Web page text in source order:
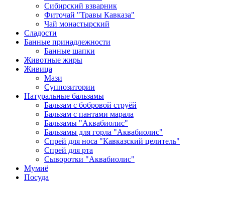
Сибирский взварник
Фиточай "Травы Кавказа"
Чай монастырский
Сладости
Банные принадлежности
Банные шапки
Животные жиры
Живица
Мази
Суппозитории
Натуральные бальзамы
Бальзам с бобровой струёй
Бальзам с пантами марала
Бальзамы "Аквабиолис"
Бальзамы для горла "Аквабиолис"
Спрей для носа "Кавказский целитель"
Спрей для рта
Сыворотки "Аквабиолис"
Мумиё
Посуда